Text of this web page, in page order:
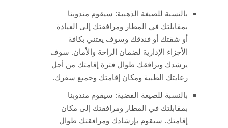
بالنسبة للصيغة الذهبية: سيقوم مندوبنا
بمقابلتك في المطار ومرافقتك إلى العيادة
أو شقتك أو فندقك وسوف يعتني بكافة
الأجزاء الإدارية لضمان الراحة والأمان. سوف
يرشدك ويرافقك طوال فترة إقامتك من أجل
رعايتك الطبية ومكان إقامتك وجميع سفرك.
بالنسبة للصيغة الفضية: سيقوم مندوبنا
بمقابلتك في المطار ومرافقتك إلى مكان
إقامتك. سيقوم بإرشادك ومرافقتك طوال